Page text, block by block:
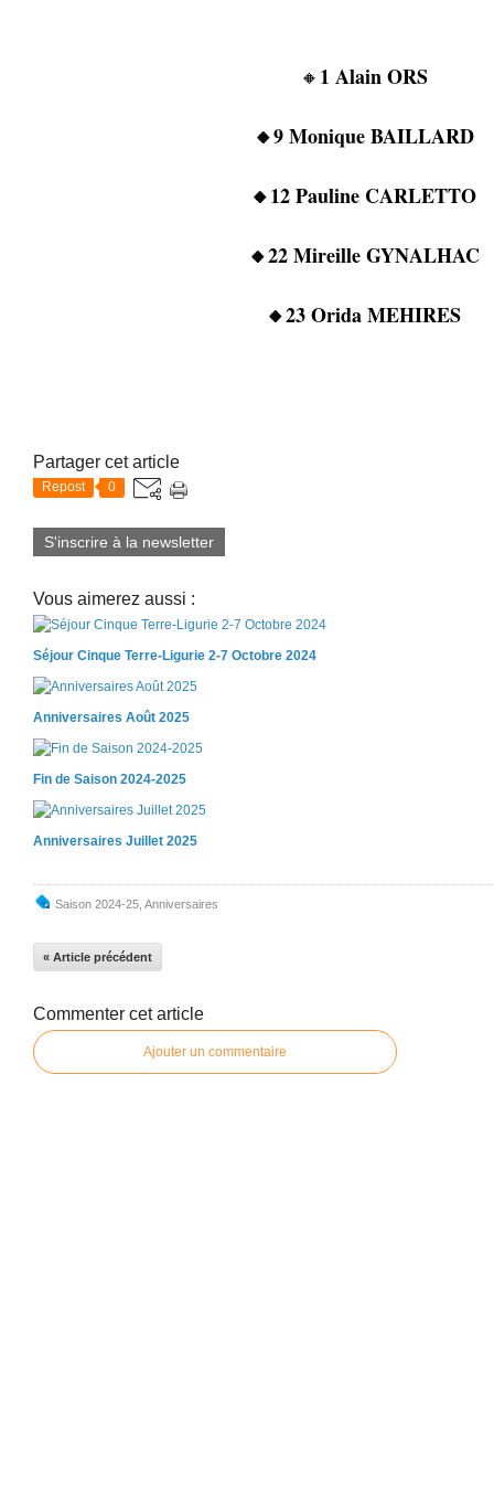
🔸 1 Alain ORS
🔸9 Monique BAILLARD
🔸12 Pauline CARLETTO
🔸22 Mireille GYNALHAC
🔸23 Orida MEHIRES
Partager cet article
Repost 0
S'inscrire à la newsletter
Vous aimerez aussi :
Séjour Cinque Terre-Ligurie 2-7 Octobre 2024
Anniversaires Août 2025
Fin de Saison 2024-2025
Anniversaires Juillet 2025
Saison 2024-25 Anniversaires
« Article précédent
Commenter cet article
Ajouter un commentaire